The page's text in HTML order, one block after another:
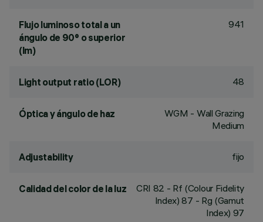
Flujo luminoso total a un
ángulo de 90° o superior
(lm)
941
Light output ratio (LOR) 48
Óptica y ángulo de haz
WGM - Wall Grazing
Medium
Adjustability fijo
Calidad del color de la luz CRI 82 - Rf (Colour Fidelity
Index) 87 - Rg (Gamut
Index) 97